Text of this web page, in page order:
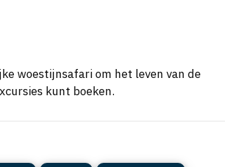
woestijnsafari om het leven van de
kunt boeken.